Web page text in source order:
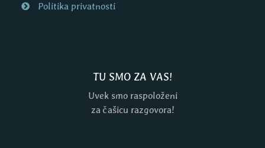
Politika privatnosti
TU SMO ZA VAS!
Uvek smo raspoloženi
za čašicu razgovora!